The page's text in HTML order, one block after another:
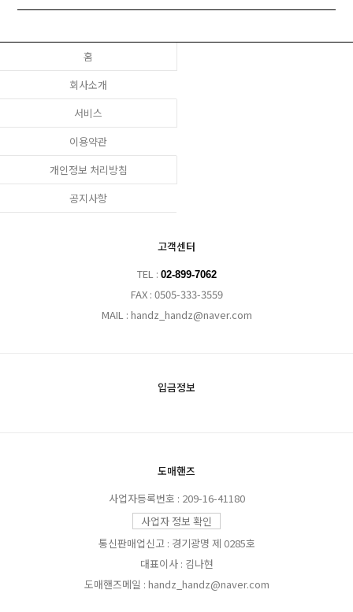
홈
회사소개
서비스
이용약관
개인정보 처리방침
공지사항
고객센터
TEL : 02-899-7062
FAX : 0505-333-3559
MAIL : handz_handz@naver.com
입금정보
도매핸즈
사업자등록번호 : 209-16-41180
사업자 정보 확인
통신판매업신고 : 경기광명 제 0285호
대표이사 : 김나현
도매핸즈메일 : handz_handz@naver.com